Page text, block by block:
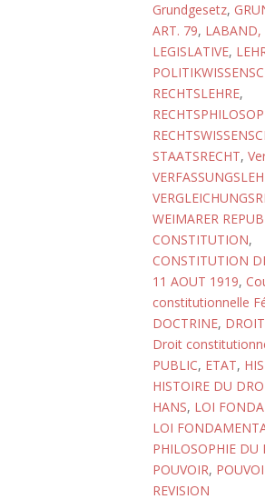
Grundgesetz,
ART. 79, LABAND,
LEGISLATIVE,
RECHTSLEHRE,
STAATSRECHT,
WEIMARER
CONSTITUTION,
CONSTITUTION
11 AOUT 1919,
constitutionnelle
DOCTRINE,
Droit
PUBLIC, ETAT,
HISTOIRE DU
HANS, LOI
LOI
PHILOSOPHIE DU
POUVOIR,
REVISION